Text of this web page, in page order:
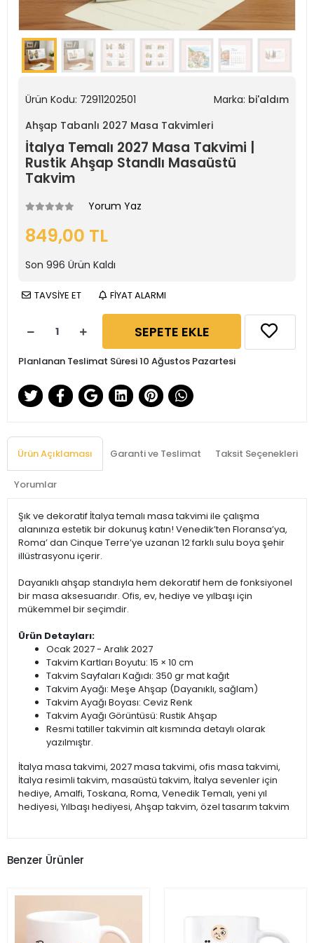
Ürün Kodu: 72911202501 Marka: bi'aldım
Ahşap Tabanlı 2027 Masa Takvimleri
İtalya Temalı 2027 Masa Takvimi |
Rustik Ahşap Standlı Masaüstü
Takvim
Yorum Yaz
849,00 TL
Son 996 Ürün Kaldı
TAVSİYE ET FİYAT ALARMI
SEPETE EKLE
Planlanan Teslimat Süresi 10 Ağustos Pazartesi
Ürün Açıklaması Garanti ve Teslimat Taksit Seçenekleri
Yorumlar
Şık ve dekoratif İtalya temalı masa takvimi ile çalışma
alanınıza estetik bir dokunuş katın! Venedik’ten Floransa’ya,
Roma’ dan Cinque Terre’ye uzanan 12 farklı sulu boya şehir
illüstrasyonu içerir.
Dayanıklı ahşap standıyla hem dekoratif hem de fonksiyonel
bir masa aksesuarıdır. Ofis, ev, hediye ve yılbaşı için
mükemmel bir seçimdir.
Ürün Detayları:
Ocak 2027 - Aralık 2027
Takvim Kartları Boyutu: 15 × 10 cm
Takvim Sayfaları Kağıdı: 350 gr mat kağıt
Takvim Ayağı: Meşe Ahşap (Dayanıklı, sağlam)
Takvim Ayağı Boyası: Ceviz Renk
Takvim Ayağı Görüntüsü: Rustik Ahşap
Resmi tatiller takvimin alt kısmında detaylı olarak
yazılmıştır.
İtalya masa takvimi, 2027 masa takvimi, ofis masa takvimi,
İtalya resimli takvim, masaüstü takvim, İtalya sevenler için
hediye, Amalfi, Toskana, Roma, Venedik Temalı, yeni yıl
hediyesi, Yılbaşı hediyesi, Ahşap takvim, özel tasarım takvim
Benzer Ürünler